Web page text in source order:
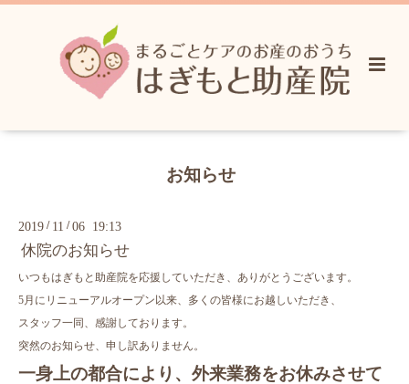
お知らせ
2019 / 11 /06 19:13
休院のお知らせ
いつもはぎもと助産院を応援していただき、ありがとうございます。
5月にリニューアルオープン以来、多くの皆様にお越しいただき、
スタッフ一同、感謝しております。
突然のお知らせ、申し訳ありません。
一身上の都合により、外来業務をお休みさせて